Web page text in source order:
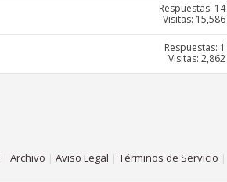
Respuestas: 14
Visitas: 15,586
Respuestas: 1
Visitas: 2,862
| Archivo | Aviso Legal | Términos de Servicio |